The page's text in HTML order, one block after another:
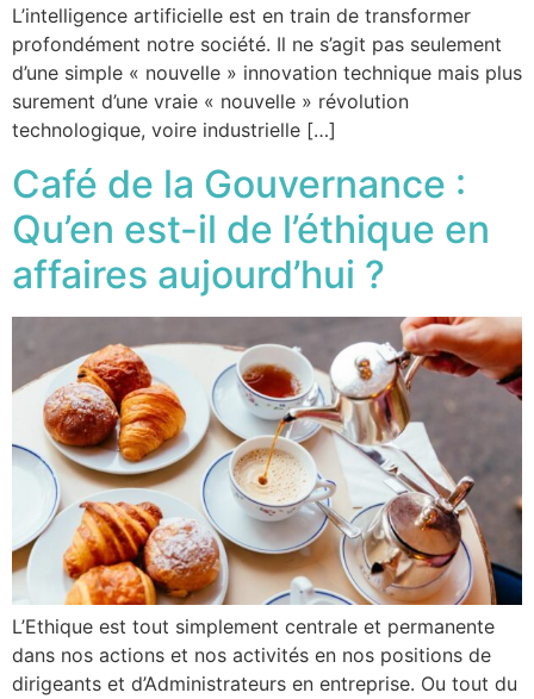
L’intelligence artificielle est en train de transformer
profondément notre société. Il ne s’agit pas seulement
d’une simple « nouvelle » innovation technique mais plus
surement d’une vraie « nouvelle » révolution
technologique, voire industrielle […]
Café de la Gouvernance :
Qu’en est-il de l’éthique en
affaires aujourd’hui ?
L’Ethique est tout simplement centrale et permanente
dans nos actions et nos activités en nos positions de
dirigeants et d’Administrateurs en entreprise. Ou tout du